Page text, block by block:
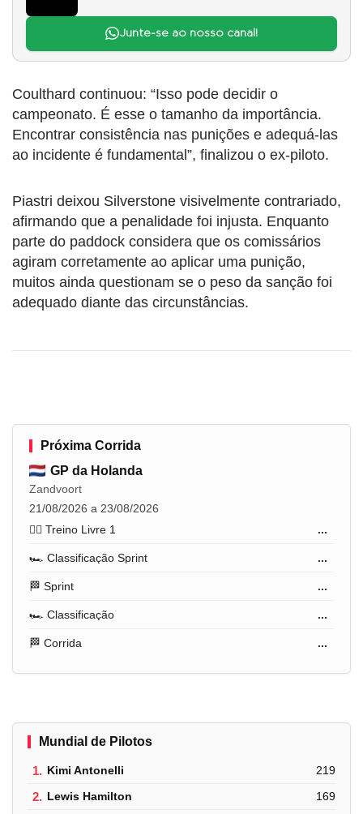
Junte-se ao nosso canal!
Coulthard continuou: “Isso pode decidir o
campeonato. É esse o tamanho da importância.
Encontrar consistência nas punições e adequá-las
ao incidente é fundamental”, finalizou o ex-piloto.
Piastri deixou Silverstone visivelmente contrariado,
afirmando que a penalidade foi injusta. Enquanto
parte do paddock considera que os comissários
agiram corretamente ao aplicar uma punição,
muitos ainda questionam se o peso da sanção foi
adequado diante das circunstâncias.
Próxima Corrida
GP da Holanda
Zandvoort
21/08/2026 a 23/08/2026
🏋️‍♂️ Treino Livre 1
...
🏎️ Classificação Sprint ...
🏁 Sprint ...
🏎️ Classificação ...
🏁 Corrida ...
Mundial de Pilotos
1. Kimi Antonelli 219
2. Lewis Hamilton 169